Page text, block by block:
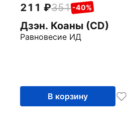
211 351 -40%
Дзэн. Коаны (CD)
Равновесие ИД
В корзину